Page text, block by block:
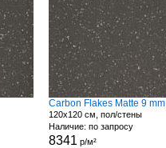
Carbon Flakes Matte 9 mm
120x120 см, пол/стены
Наличие: по запросу
8341 р/м²